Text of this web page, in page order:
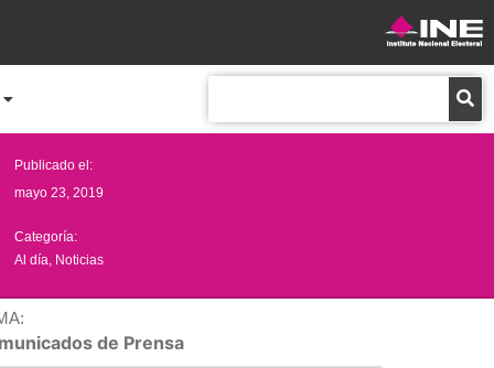
Publicado el:
mayo 23, 2019
Categoría:
Al día Noticias
de Prensa